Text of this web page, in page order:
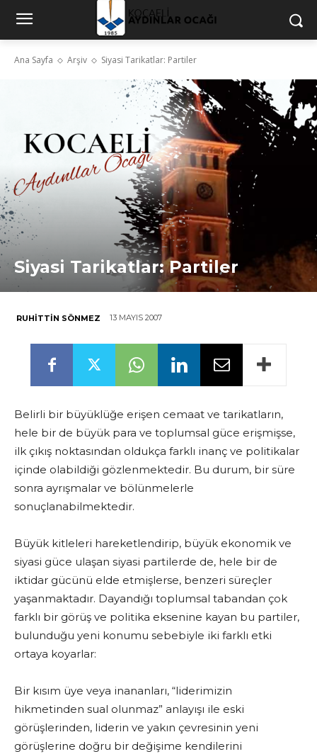
Ana Sayfa Arşiv Siyasi Tarikatlar: Partiler
Siyasi Tarikatlar: Partiler
RUHITTIN SÖNMEZ 13 MAYIS 2007
Belirli bir büyüklüğe erişen cemaat ve tarikatların,
hele bir de büyük para ve toplumsal güce erişmişse,
ilk çıkış noktasından oldukça farklı inanç ve politikalar
içinde olabildiği gözlenmektedir. Bu durum, bir süre
sonra ayrışmalar ve bölünmelerle
sonuçlanabilmektedir.
Büyük kitleleri hareketlendirip, büyük ekonomik ve
siyasi güce ulaşan siyasi partilerde de, hele bir de
iktidar gücünü elde etmişlerse, benzeri süreçler
yaşanmaktadır. Dayandığı toplumsal tabandan çok
farklı bir görüş ve politika eksenine kayan bu partiler,
bulunduğu yeni konumu sebebiyle iki farklı etki
ortaya koyarlar:
Bir kısım üye veya inananları, “liderimizin
hikmetinden sual olunmaz” anlayışı ile eski
görüşlerinden, liderin ve yakın çevresinin yeni
görüşlerine doğru bir değişime kendilerini